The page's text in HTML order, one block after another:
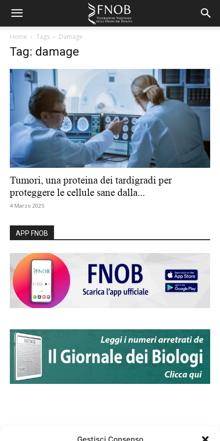
Home Tags Damage
Tag: damage
Tumori, una proteina dei tardigradi per
proteggere le cellule sane dalla...
4 Marzo 2025
APP FNOB